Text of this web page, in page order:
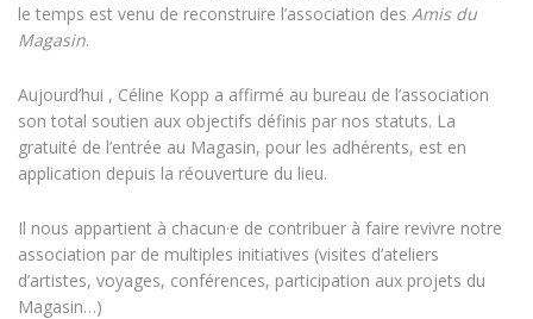
le temps est venu de reconstruire l’association des Amis du
Magasin.
Aujourd’hui , Céline Kopp a affirmé au bureau de l’association
son total soutien aux objectifs définis par nos statuts. La
gratuité de l’entrée au Magasin, pour les adhérents, est en
application depuis la réouverture du lieu.
Il nous appartient à chacun·e de contribuer à faire revivre notre
association par de multiples initiatives (visites d’ateliers
d’artistes, voyages, conférences, participation aux projets du
Magasin…)